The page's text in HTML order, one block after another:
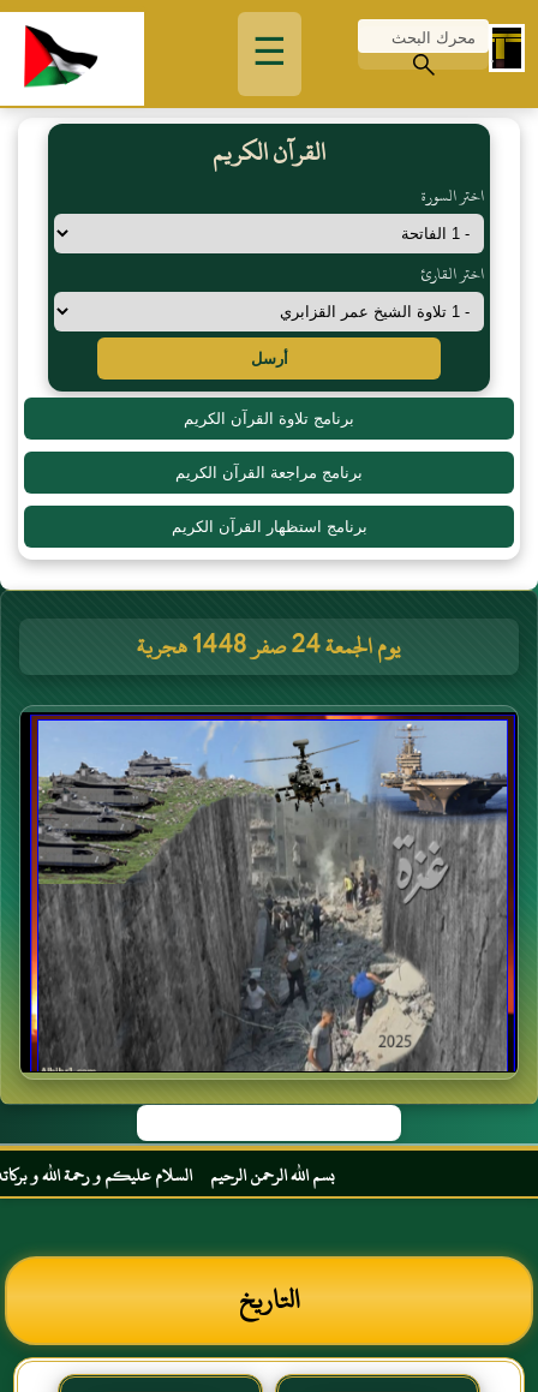
☰
القرآن الكريم
اختر السورة
اختر القارئ
أرسل
برنامج تلاوة القرآن الكريم
برنامج مراجعة القرآن الكريم
برنامج استظهار القرآن الكريم
يوم الجمعة 24 صفر 1448 هجرية
بسم الله الرحمن الرحيم السلام عليكم و رحمة الله و
التاريخ